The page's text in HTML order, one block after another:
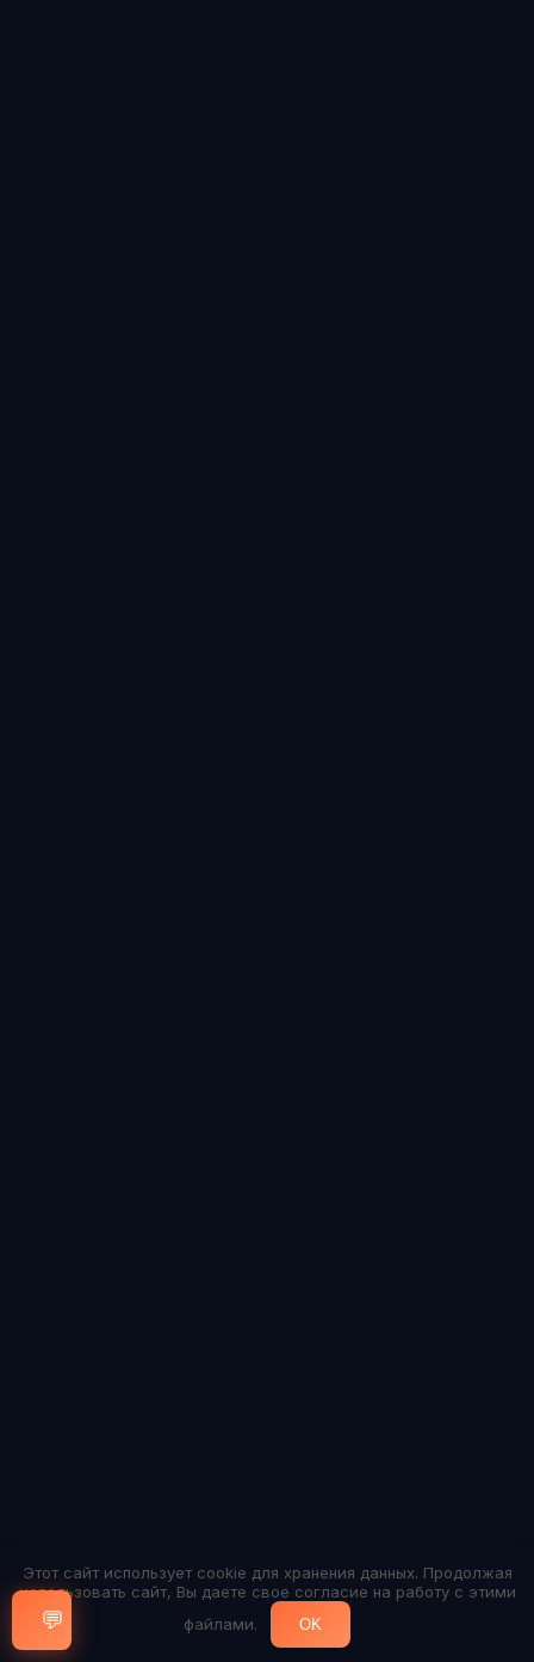
💬
Этот сайт использует cookie для хранения данных. Продолжая
использовать сайт, Вы даете свое согласие на работу с этими
файлами.
OK